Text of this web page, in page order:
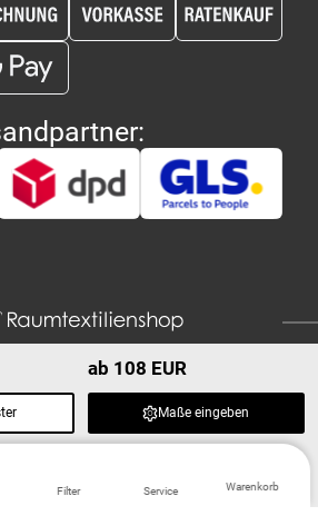
ab 108 EUR
Maße eingeben
| Design und Entwicklung
MG-
Filter Service Warenkorb